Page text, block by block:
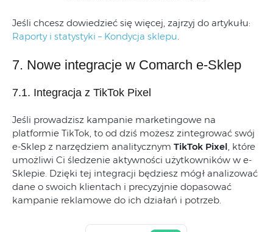
Jeśli chcesz dowiedzieć się więcej, zajrzyj do artykułu:
Raporty i statystyki – Kondycja sklepu
7. Nowe integracje w Comarch e-Sklep
7.1. Integracja z TikTok Pixel
Jeśli prowadzisz kampanie marketingowe na
platformie TikTok, to od dziś możesz zintegrować swój
e-Sklep z narzędziem analitycznym TikTok Pixel , które
umożliwi Ci śledzenie aktywności użytkowników w e-
Sklepie. Dzięki tej integracji będziesz mógł analizować
dane o swoich klientach i precyzyjnie dopasować
kampanie reklamowe do ich działań i potrzeb.